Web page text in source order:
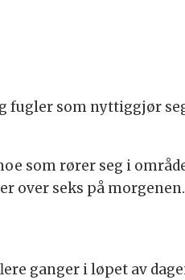
fugler som nyttiggjør
som rører seg i
over seks på morgenen.
ganger i løpet av